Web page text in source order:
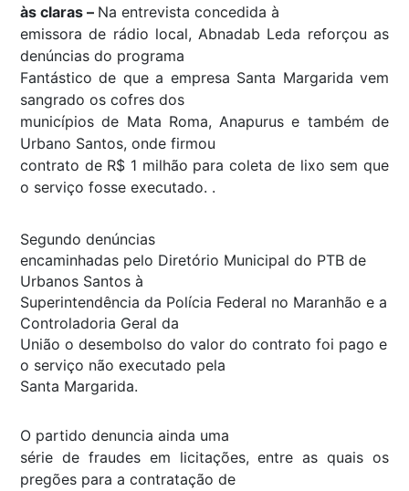
às claras – Na entrevista concedida à
emissora de rádio local, Abnadab Leda reforçou as
denúncias do programa
Fantástico de que a empresa Santa Margarida vem
sangrado os cofres dos
municípios de Mata Roma, Anapurus e também de
Urbano Santos, onde firmou
contrato de R$ 1 milhão para coleta de lixo sem que
o serviço fosse executado. .
Segundo denúncias
encaminhadas pelo Diretório Municipal do PTB de
Urbanos Santos à
Superintendência da Polícia Federal no Maranhão e a
Controladoria Geral da
União o desembolso do valor do contrato foi pago e
o serviço não executado pela
Santa Margarida.
O partido denuncia ainda uma
série de fraudes em licitações, entre as quais os
pregões para a contratação de